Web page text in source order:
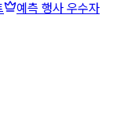
예측 행사 우수자